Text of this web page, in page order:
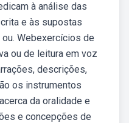
à análise das
e às supostas
Webexercícios de
ou de leitura em voz
descrições,
os instrumentos
da oralidade e
e concepções de